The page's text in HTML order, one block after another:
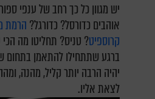
יש מגוון כל כך רחב של ענפי
אוהבים כדורסל? כדורגל? הרמת
קרוספיט? טניס? תחליטו מה
ברגע שתתחילו להתאמן בתחום
יהיה הרבה יותר קליל, מהנה,
לצאת אליו.